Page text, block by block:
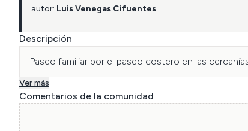
autor: Luis Venegas Cifuentes
Descripción
Paseo familiar por el paseo costero en las
Ver más
Comentarios de la comunidad